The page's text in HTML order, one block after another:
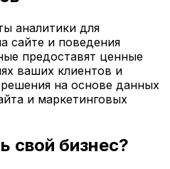
аналитики для
сайте и поведения
предоставят ценные
ваших клиентов и
на основе данных
и маркетинговых
свой бизнес?